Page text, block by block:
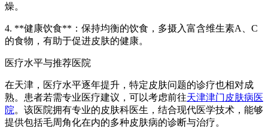
燥。
4. **健康饮食**：保持均衡的饮食，多摄入富含维生素A、C
的食物，有助于促进皮肤的健康。
医疗水平与推荐医院
在天津，医疗水平逐年提升，特定皮肤问题的诊疗也相对成
熟。患者若需专业医疗建议，可以考虑前往天津津门皮肤病医
院。该医院拥有专业的皮肤科医生，结合现代医学技术，能够
提供包括毛周角化在内的多种皮肤病的诊断与治疗。